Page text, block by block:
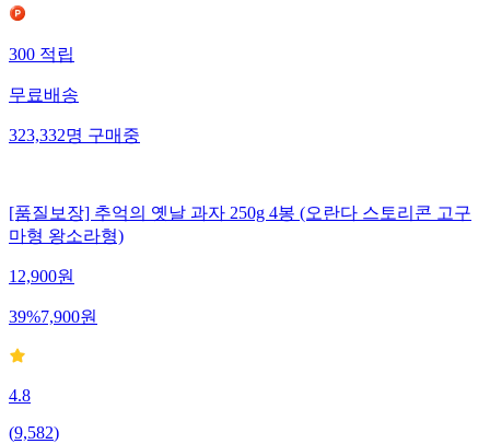
300 적립
무료배송
323,332명 구매중
[품질보장] 추억의 옛날 과자 250g 4봉 (오란다 스토리콘 고구
마형 왕소라형)
12,900원
39%7,900원
4.8
(9,582)